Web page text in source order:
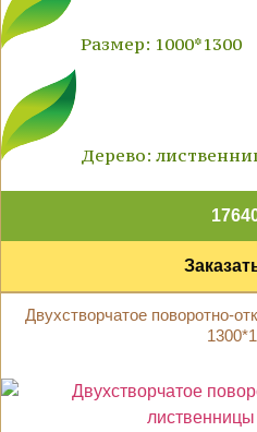
Размер: 1000*1300
Дерево:
Двухстворчатое поворотно-